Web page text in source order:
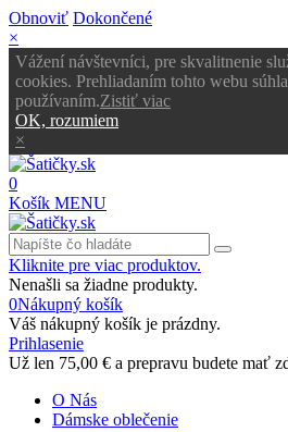
Obnoviť Dokončené
×
Vážení návštevníci, pre skvalitnenie
cookies. Prehliadaním tohto webu
používaním.Zistiť viac
OK, rozumiem
×
0
Košík MENU
Kliknite pre viac produktov.
Nenašli sa žiadne produkty.
0Nákupný košík
Váš nákupný košík je prázdny.
Prihlasenie
Už len 75,00 € a prepravu budete mať
O Nás
Dámske oblečenie